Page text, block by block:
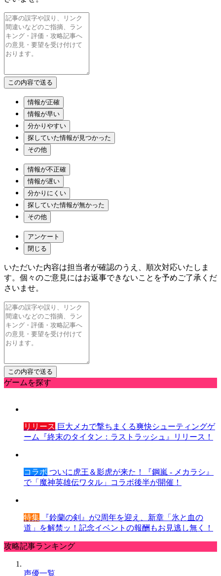
情報が正確
情報が早い
分かりやすい
探していた情報が見つかった
その他
情報が不正確
情報が遅い
分かりにくい
探していた情報が無かった
その他
アンケート
閉じる
いただいた内容は担当者が確認のうえ、順次対応いたしま
す。個々のご意見にはお返事できないことを予めご了承くだ
さいませ。
ゲームを探す
リリース 巨大メカで撃ちまくる爽快シューティングゲ
ーム『終末のタイタン：ラストラッシュ』リリース！
コラボ ついに虎王＆影虎が来た！『鋼嵐 - メカラシ』
で「魔神英雄伝ワタル」コラボ後半が開催！
特集 『鈴蘭の剣』が2周年を迎え、新章「氷と血の
道」を解禁ッ！記念イベントの報酬もお見逃し無く！
攻略記事ランキング
声優一覧